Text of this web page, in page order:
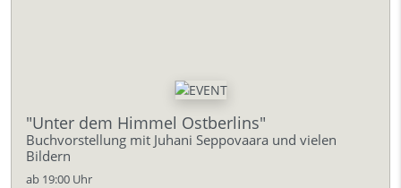
"Unter dem Himmel Ostberlins"
Buchvorstellung mit Juhani Seppovaara und vielen
Bildern
ab 19:00 Uhr